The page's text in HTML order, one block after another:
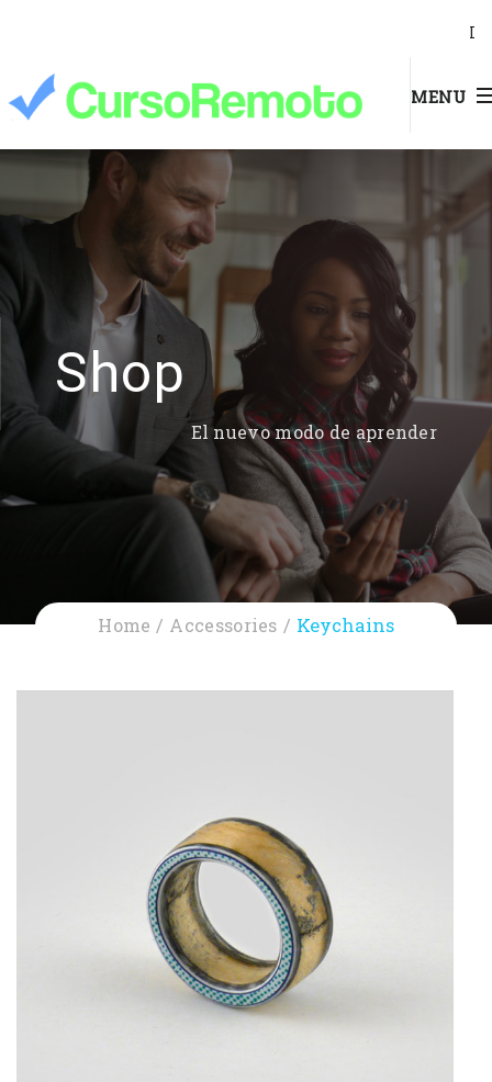
MENU
I
Shop
El nuevo modo de aprender
Home Accessories Keychains